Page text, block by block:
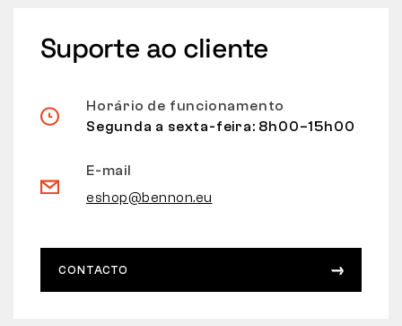
Suporte ao cliente
Horário de funcionamento
Segunda a sexta-feira: 8h00–15h00
E-mail
eshop@bennon.eu
CONTACTO